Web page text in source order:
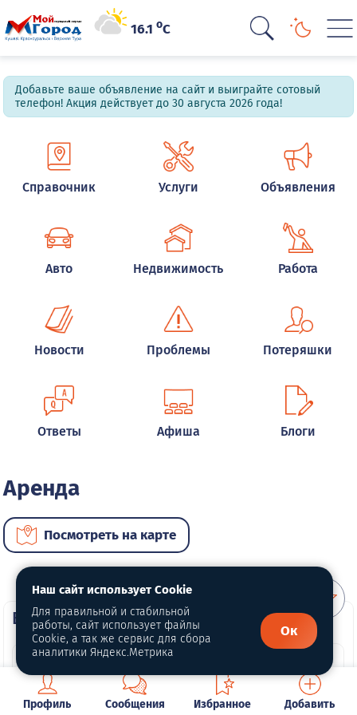
16.1oC
Добавьте ваше объявление на сайт и выиграйте сотовый
телефон! Акция действует до 30 августа 2026 года!
Справочник Услуги Объявления
Авто Недвижимость Работа
Новости Проблемы Потеряшки
Ответы Афиша Блоги
Аренда
Посмотреть на карте
ВИП недвижимость
Профиль Сообщения Избранное Добавить
Наш сайт использует Cookie
Для правильной и стабильной
работы, сайт использует файлы
Cookie, а так же сервис для сбора
аналитики Яндекс.Метрика
Ок